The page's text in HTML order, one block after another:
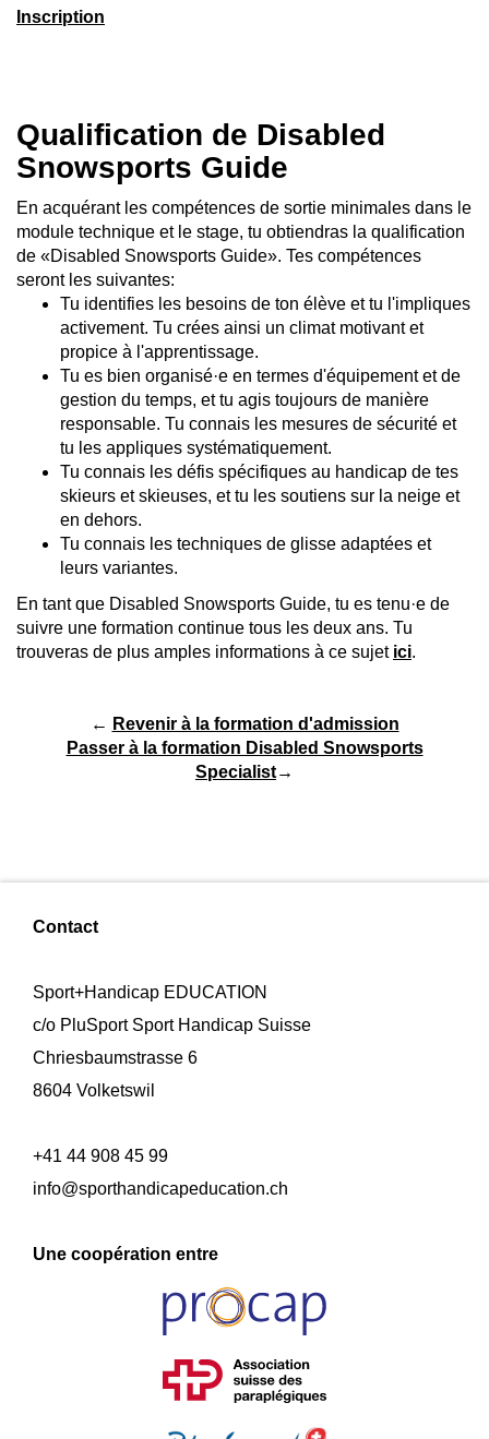
Inscription
Qualification de Disabled
Snowsports Guide
En acquérant les compétences de sortie minimales dans le
module technique et le stage, tu obtiendras la qualification
de «Disabled Snowsports Guide». Tes compétences
seront les suivantes:
Tu identifies les besoins de ton élève et tu l'impliques
activement. Tu crées ainsi un climat motivant et
propice à l'apprentissage.
Tu es bien organisé·e en termes d'équipement et de
gestion du temps, et tu agis toujours de manière
responsable. Tu connais les mesures de sécurité et
tu les appliques systématiquement.
Tu connais les défis spécifiques au handicap de tes
skieurs et skieuses, et tu les soutiens sur la neige et
en dehors.
Tu connais les techniques de glisse adaptées et
leurs variantes.
En tant que Disabled Snowsports Guide, tu es tenu·e de
suivre une formation continue tous les deux ans. Tu
trouveras de plus amples informations à ce sujet ici.
← Revenir à la formation d'admission
Passer à la formation Disabled Snowsports
Specialist→
Contact
Sport+Handicap EDUCATION
c/o PluSport Sport Handicap Suisse
Chriesbaumstrasse 6
8604 Volketswil
+41 44 908 45 99
info@sporthandicapeducation.ch
Une coopération entre